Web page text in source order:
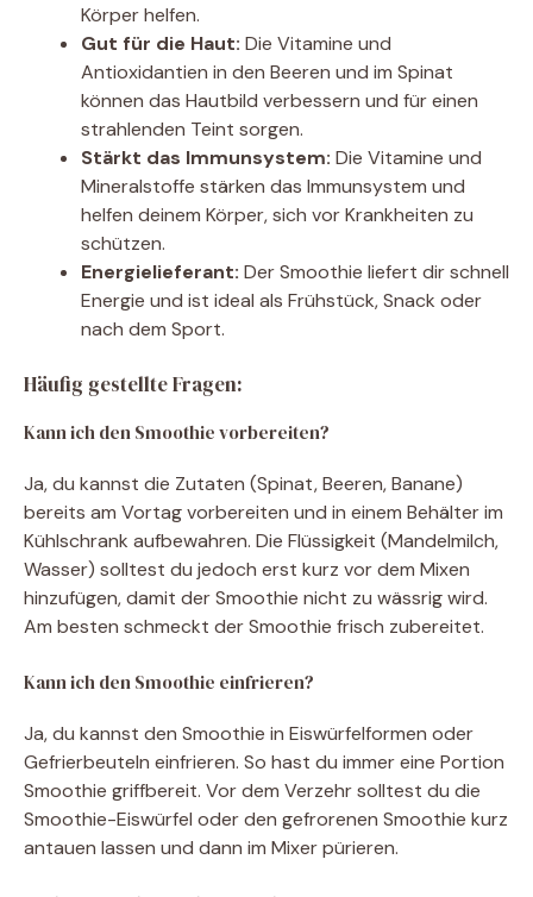
Körper helfen.
Gut für die Haut: Die Vitamine und
Antioxidantien in den Beeren und im Spinat
können das Hautbild verbessern und für einen
strahlenden Teint sorgen.
Stärkt das Immunsystem: Die Vitamine und
Mineralstoffe stärken das Immunsystem und
helfen deinem Körper, sich vor Krankheiten zu
schützen.
Energielieferant: Der Smoothie liefert dir schnell
Energie und ist ideal als Frühstück, Snack oder
nach dem Sport.
Häufig gestellte Fragen:
Kann ich den Smoothie vorbereiten?
Ja, du kannst die Zutaten (Spinat, Beeren, Banane)
bereits am Vortag vorbereiten und in einem Behälter im
Kühlschrank aufbewahren. Die Flüssigkeit (Mandelmilch,
Wasser) solltest du jedoch erst kurz vor dem Mixen
hinzufügen, damit der Smoothie nicht zu wässrig wird.
Am besten schmeckt der Smoothie frisch zubereitet.
Kann ich den Smoothie einfrieren?
Ja, du kannst den Smoothie in Eiswürfelformen oder
Gefrierbeuteln einfrieren. So hast du immer eine Portion
Smoothie griffbereit. Vor dem Verzehr solltest du die
Smoothie-Eiswürfel oder den gefrorenen Smoothie kurz
antauen lassen und dann im Mixer pürieren.